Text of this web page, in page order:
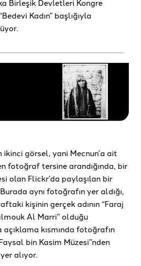
Birleşik Devletleri Kongre
Kadın” başlığıyla
görsel, yani Mecnun’a ait
fotoğraf tersine arandığında, bir
olan Flickr’da paylaşılan bir
aynı fotoğrafın yer aldığı,
kişinin gerçek adının “Faraj
Al Marri” olduğu
kısmında fotoğrafın
bin Kasim Müzesi”nden
alıyor.